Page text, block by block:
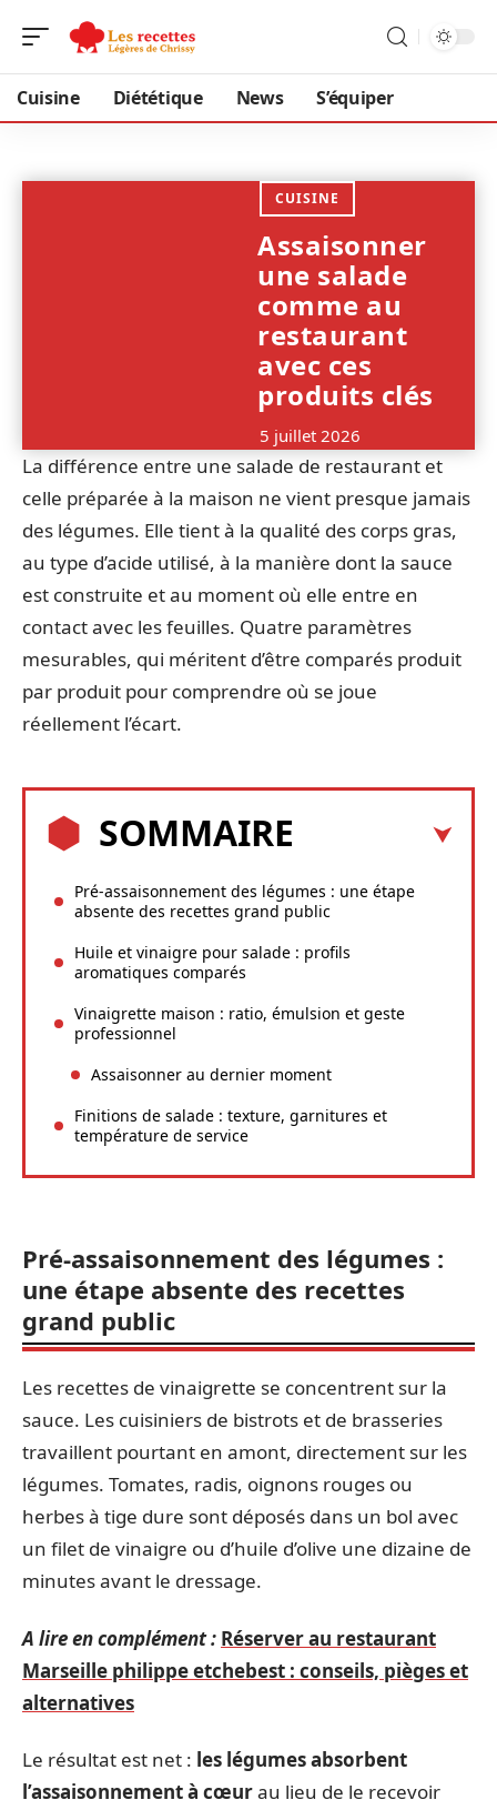
Cuisine Diététique News S’équiper
CUISINE
Assaisonner
une salade
comme au
restaurant
avec ces
produits clés
5 juillet 2026
La différence entre une salade de restaurant et
celle préparée à la maison ne vient presque jamais
des légumes. Elle tient à la qualité des corps gras,
au type d’acide utilisé, à la manière dont la sauce
est construite et au moment où elle entre en
contact avec les feuilles. Quatre paramètres
mesurables, qui méritent d’être comparés produit
par produit pour comprendre où se joue
réellement l’écart.
SOMMAIRE
Pré-assaisonnement des légumes : une étape
absente des recettes grand public
Huile et vinaigre pour salade : profils
aromatiques comparés
Vinaigrette maison : ratio, émulsion et geste
professionnel
Assaisonner au dernier moment
Finitions de salade : texture, garnitures et
température de service
Pré-assaisonnement des légumes :
une étape absente des recettes
grand public
Les recettes de vinaigrette se concentrent sur la
sauce. Les cuisiniers de bistrots et de brasseries
travaillent pourtant en amont, directement sur les
légumes. Tomates, radis, oignons rouges ou
herbes à tige dure sont déposés dans un bol avec
un filet de vinaigre ou d’huile d’olive une dizaine de
minutes avant le dressage.
A lire en complément : Réserver au restaurant
Marseille philippe etchebest : conseils, pièges et
alternatives
Le résultat est net : les légumes absorbent
l’assaisonnement à cœurau lieu de le recevoir